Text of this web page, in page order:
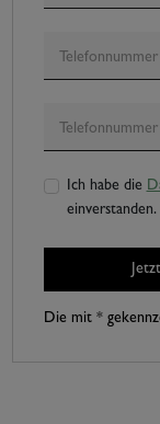
Ich habe die
einverstanden.
Die mit *